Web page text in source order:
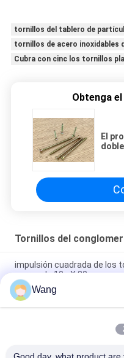
tornillos del tablero de
tornillos de acero inoxidables
Cubra con cinc los tornillos
Obtenga
El
Tornillos del
impulsión cuadrada de los
correa de 10g X 80m m
La cabeza avellanada
del ajuste de 6 semillas
Cinc parcial avellanado
Wang